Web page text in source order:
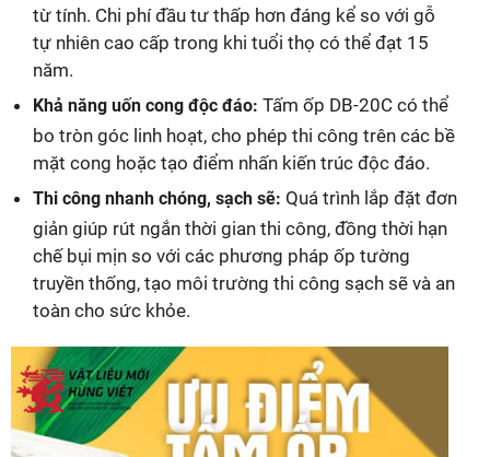
từ tính. Chi phí đầu tư thấp hơn đáng kể so với gỗ
tự nhiên cao cấp trong khi tuổi thọ có thể đạt 15
năm.
Khả năng uốn cong độc đáo: Tấm ốp DB-20C có thể
bo tròn góc linh hoạt, cho phép thi công trên các bề
mặt cong hoặc tạo điểm nhấn kiến trúc độc đáo.
Thi công nhanh chóng, sạch sẽ: Quá trình lắp đặt đơn
giản giúp rút ngắn thời gian thi công, đồng thời hạn
chế bụi mịn so với các phương pháp ốp tường
truyền thống, tạo môi trường thi công sạch sẽ và an
toàn cho sức khỏe.